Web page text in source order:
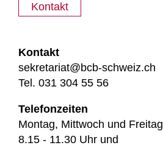
Kontakt
Kontakt
sekretariat@bcb-schweiz.ch
Tel. 031 304 55 56
Telefonzeiten
Montag, Mittwoch und Freitag
8.15 - 11.30 Uhr und